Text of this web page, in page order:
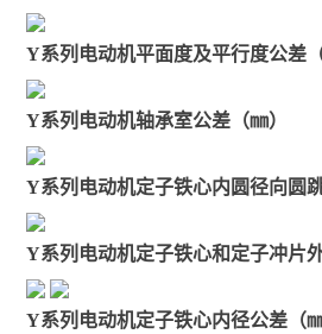
Y系列电动机平面度及平行度公差（
Y系列电动机轴承室公差（㎜）
Y系列电动机定子铁心内圆径向圆
Y系列电动机定子铁心和定子冲片
Y系列电动机定子铁心内径公差（㎜